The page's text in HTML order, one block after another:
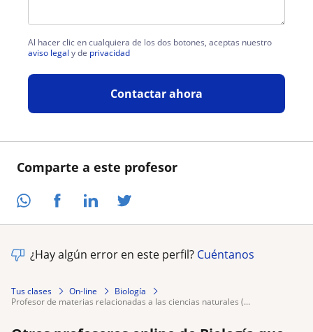
Comparte a este profesor
Al hacer clic en cualquiera de los dos botones, aceptas nuestro
aviso legal y de privacidad
Contactar ahora
¿Hay algún error en este perfil? Cuéntanos
Tus clases On-line
Biología
profesor de materias relacionadas a las ciencias naturales (...